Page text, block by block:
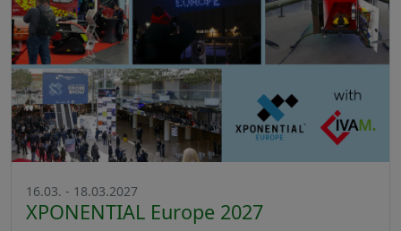
16.03. - 18.03.2027
XPONENTIAL Europe 2027